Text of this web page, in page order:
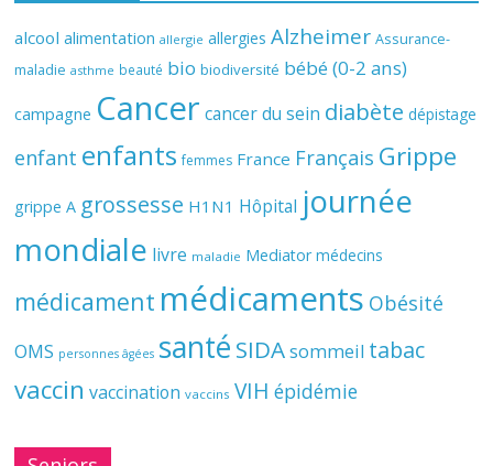
alcool alimentation allergie allergies Alzheimer Assurance-
maladie asthme beauté bio biodiversité bébé (0-2 ans)
campagne Cancer cancer du sein diabète dépistage
enfant enfants femmes France Français Grippe
grippe A grossesse H1N1 Hôpital journée
mondiale livre maladie Mediator médecins
médicament médicaments Obésité
OMS personnes âgées santé SIDAsommeil tabac
vaccin vaccination vaccins VIH épidémie